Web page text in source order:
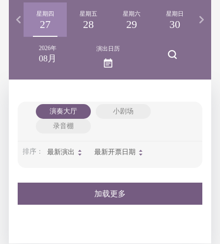
星期四
27
星期五
28
星期六
29
星期日
30
2026年
08月
演出日历
演奏大厅
小剧场
录音棚
排序： 最新演出 最新开票日期
加载更多